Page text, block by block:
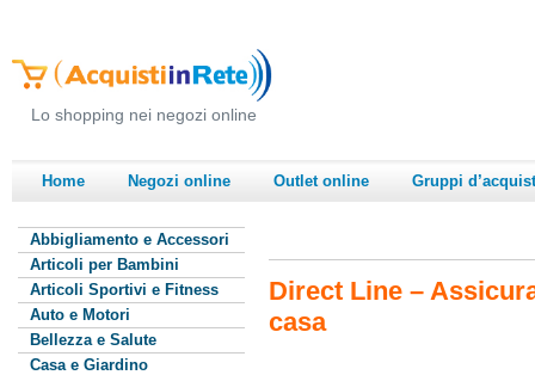
Lo shopping nei negozi online
Home Negozi online Outlet online Gruppi
Abbigliamento e Accessori
Articoli per Bambini
Articoli Sportivi e Fitness
Auto e Motori
Bellezza e Salute
Casa e Giardino
Direct Line –
casa